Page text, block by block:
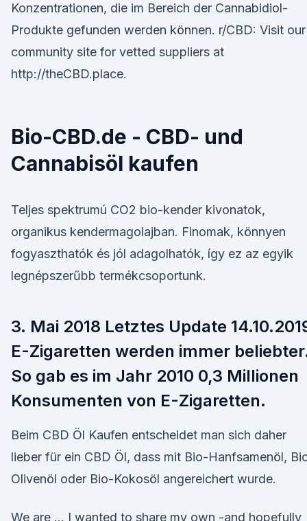
Konzentrationen, die im Bereich der Cannabidiol-
Produkte gefunden werden können. r/CBD: Visit our
community site for vetted suppliers at
http://theCBD.place.
Bio-CBD.de - CBD- und
Cannabisöl kaufen
Teljes spektrumú CO2 bio-kender kivonatok,
organikus kendermagolajban. Finomak, könnyen
fogyaszthatók és jól adagolhatók, így ez az egyik
legnépszerűbb termékcsoportunk.
3. Mai 2018 Letztes Update
E-Zigaretten werden immer
So gab es im Jahr 2010 0,3 Millionen
Konsumenten von E-Zigaretten.
Beim CBD Öl Kaufen entscheidet man sich daher
lieber für ein CBD Öl, dass mit Bio-Hanfsamenöl,
Olivenöl oder Bio-Kokosöl angereichert wurde.
We are … I wanted to share my own -and hopefully